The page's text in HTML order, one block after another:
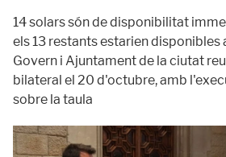
14 solars són de disponibilitat
els 13 restants estarien disponibles
Govern i Ajuntament de la ciutat
bilateral el 20 d'octubre, amb
sobre la taula